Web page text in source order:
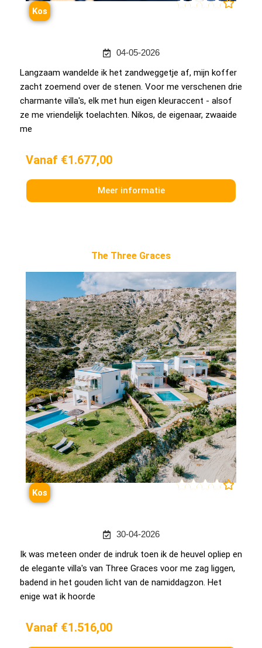

Kos
04-05-2026
Langzaam wandelde ik het zandweggetje af, mijn koffer
zacht zoemend over de stenen. Voor me verschenen drie
charmante villa's, elk met hun eigen kleuraccent - alsof
ze me vriendelijk toelachten. Nikos, de eigenaar, zwaaide
me
Vanaf €1.677,00
Meer informatie
The Three Graces

Kos
30-04-2026
Ik was meteen onder de indruk toen ik de heuvel opliep en
de elegante villa's van Three Graces voor me zag liggen,
badend in het gouden licht van de namiddagzon. Het
enige wat ik hoorde
Vanaf €1.516,00